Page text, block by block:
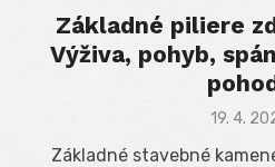
Základné piliere
Výživa, pohyb,
Posted
19. 4.
Základné stavebné